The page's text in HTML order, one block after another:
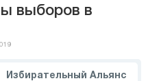
выборов в
Избирательный Альянс